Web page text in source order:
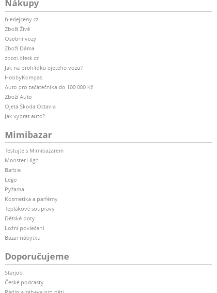
Nákupy
hledejceny.cz
Zboží Živě
Osobní vozy
Zboží Dáma
zbozi.blesk.cz
Jak na prohlídku ojetého vozu?
HobbyKompas
Auto pro začátečníka do 100 000 Kč
Zboží Auto
Ojetá Škoda Octavia
Jak vybrat auto?
Mimibazar
Testujte s Mimibazarem
Monster High
Barbie
Lego
Pyžama
Kosmetika a parfémy
Teplákové soupravy
Dětské boty
Ložní povlečení
Bazar nábytku
Doporučujeme
Starjob
České podcasty